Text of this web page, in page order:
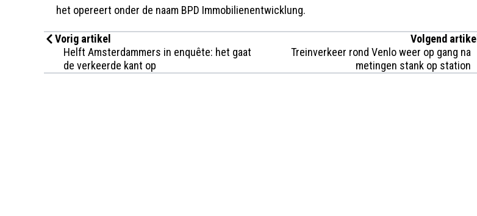
het opereert onder de naam BPD Immobilienentwicklung.
Vorig artikel
Helft Amsterdammers in enquête: het gaat
de verkeerde kant op
Volgend artikel
Treinverkeer rond Venlo weer op gang na
metingen stank op station